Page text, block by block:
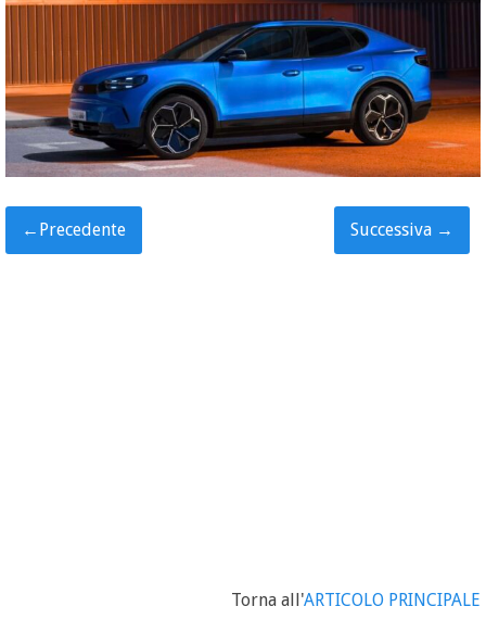
← Precedente Successiva →
Torna all'ARTICOLO PRINCIPALE